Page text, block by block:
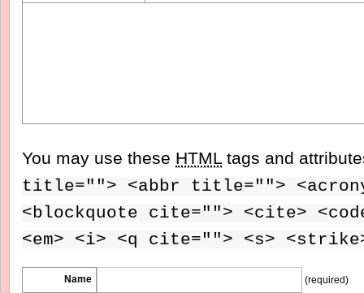
You may use these HTML tags and
title=""> <abbr title="">
<blockquote cite=""> <cite>
<em> <i> <q cite=""> <s>
Name (required)